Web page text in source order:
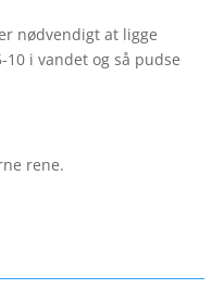
nødvendigt at ligge
i vandet og så pudse
rene.